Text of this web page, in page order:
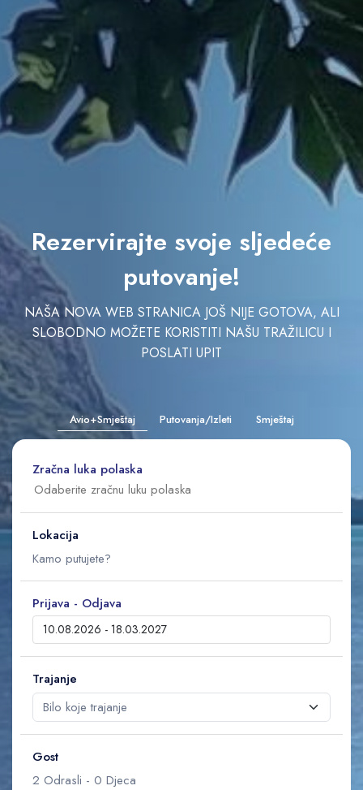
Rezervirajte svoje sljedeće
putovanje!
NAŠA NOVA WEB STRANICA JOŠ NIJE GOTOVA, ALI
SLOBODNO MOŽETE KORISTITI NAŠU TRAŽILICU I
POSLATI UPIT
Avio+Smještaj Putovanja/Izleti Smještaj
Zračna luka polaska
Lokacija
Prijava - Odjava
Trajanje
Gost
2 Odrasli - 0 Djeca